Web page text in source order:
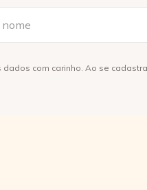
com carinho. Ao se